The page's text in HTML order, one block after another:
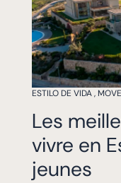
ESTILO DE VIDA,
Les
vivre en
jeunes